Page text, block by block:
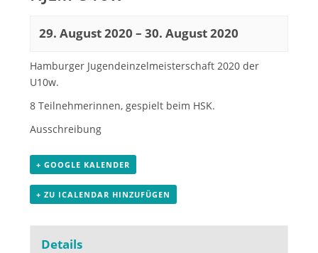
29. August 2020 –30. August 2020
Hamburger Jugendeinzelmeisterschaft 2020 der
U10w.
8 Teilnehmerinnen, gespielt beim HSK.
Ausschreibung
+ GOOGLE KALENDER
+ ZU ICALENDAR HINZUFÜGEN
Details